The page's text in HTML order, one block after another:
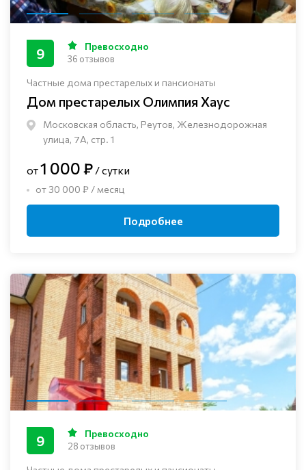
Частные дома престарелых и пансионаты
Дом престарелых Олимпия Хаус
Московская область, Реутов, Железнодорожная
улица, 7А, стр. 1
9 Превосходно
36 отзывов
от1 000 ₽ / сутки
от 30 000 ₽ / месяц
Подробнее
9 Превосходно
28 отзывов